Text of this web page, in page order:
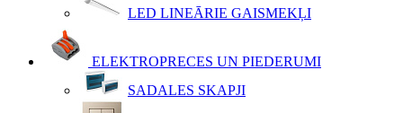
LED LINEĀRIE GAISMEKĻI
ELEKTROPRECES UN PIEDERUMI
SADALES SKAPJI